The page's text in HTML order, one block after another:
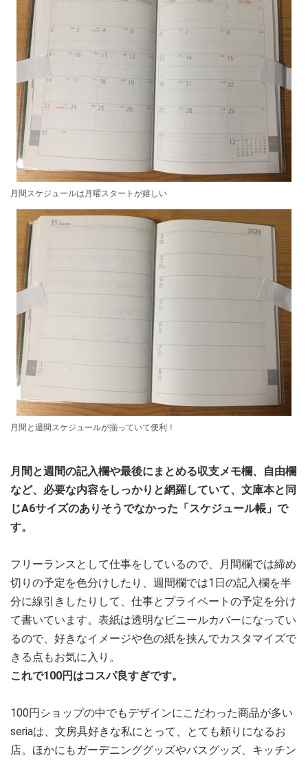
月間スケジュールは月曜スタートが嬉しい
月間と週間スケジュールが揃っていて便利！
月間と週間の記入欄や最後にまとめる収支メモ欄、自由欄
など、必要な内容をしっかりと網羅していて、文庫本と同
じA6サイズのありそうでなかった「スケジュール帳」で
す。
フリーランスとして仕事をしているので、月間欄では締め
切りの予定を色分けしたり、週間欄では1日の記入欄を半
分に線引きしたりして、仕事とプライベートの予定を分け
て書いています。表紙は透明なビニールカバーになってい
るので、好きなイメージや色の紙を挟んでカスタマイズで
きる点もお気に入り。
これで100円はコスパ良すぎです。
100円ショップの中でもデザインにこだわった商品が多い
seriaは、文房具好きな私にとって、とても頼りになるお
店。ほかにもガーデニンググッズやバスグッズ、キッチン